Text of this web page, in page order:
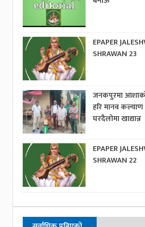
EPAPER
SHRAWAN 23
जनकपुरमा
हरि मानव कल्याण
घरदैलोमा खाद्यान्न
EPAPER
SHRAWAN 22